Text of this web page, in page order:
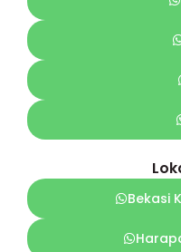
Bekasi